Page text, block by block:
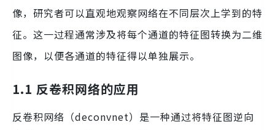
像，研究者可以直观地观察网络在不同层次上学到的特
征。这一过程通常涉及将每个通道的特征图转换为二维
图像，以便各通道的特征得以单独展示。
1.1 反卷积网络的应用
反卷积网络（deconvnet）是一种通过将特征图逆向